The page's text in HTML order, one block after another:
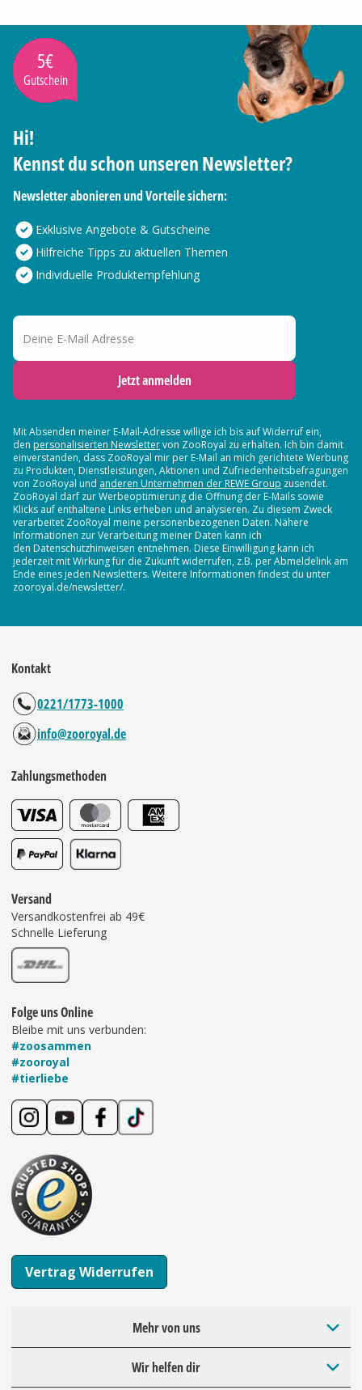
5€
Gutschein
Hi!
Kennst du schon unseren Newsletter?
Newsletter abonieren und Vorteile sichern:
Exklusive Angebote & Gutscheine
Hilfreiche Tipps zu aktuellen Themen
Individuelle Produktempfehlung
Deine E-Mail Adresse
Jetzt anmelden
Mit Absenden meiner E-Mail-Adresse willige ich bis auf Widerruf ein,
den personalisierten Newslettervon ZooRoyal zu erhalten. Ich bin damit
einverstanden, dass ZooRoyal mir per E-Mail an mich gerichtete Werbung
zu Produkten, Dienstleistungen, Aktionen und Zufriedenheitsbefragungen
von ZooRoyal und anderen Unternehmen der REWE Group zusendet.
ZooRoyal darf zur Werbeoptimierung die Öffnung der E-Mails sowie
Klicks auf enthaltene Links erheben und analysieren. Zu diesem Zweck
verarbeitet ZooRoyal meine personenbezogenen Daten. Nähere
Informationen zur Verarbeitung meiner Daten kann ich
den Datenschutzhinweisen entnehmen. Diese Einwilligung kann ich
jederzeit mit Wirkung für die Zukunft widerrufen, z.B. per Abmeldelink am
Ende eines jeden Newsletters. Weitere Informationen findest du unter
zooroyal.de/newsletter/.
Kontakt
0221/1773-1000
info@zooroyal.de
Zahlungsmethoden
Versand
Versandkostenfrei ab 49€
Schnelle Lieferung
Folge uns Online
Bleibe mit uns verbunden:
#zoosammen
#zooroyal
#tierliebe
Vertrag Widerrufen
Mehr von uns
Wir helfen dir